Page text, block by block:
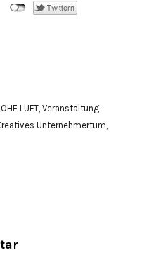
LUFT, Veranstaltung
Unternehmertum